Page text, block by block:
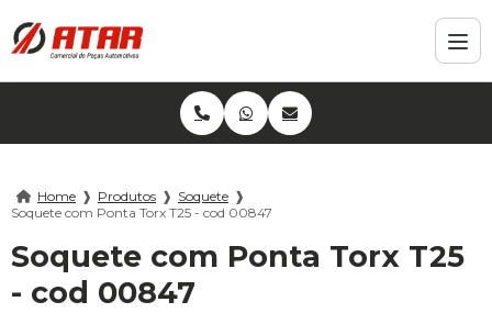
Home ❱ Produtos ❱ Soquete ❱
Soquete com Ponta Torx T25 - cod 00847
Soquete com Ponta Torx T25
- cod 00847